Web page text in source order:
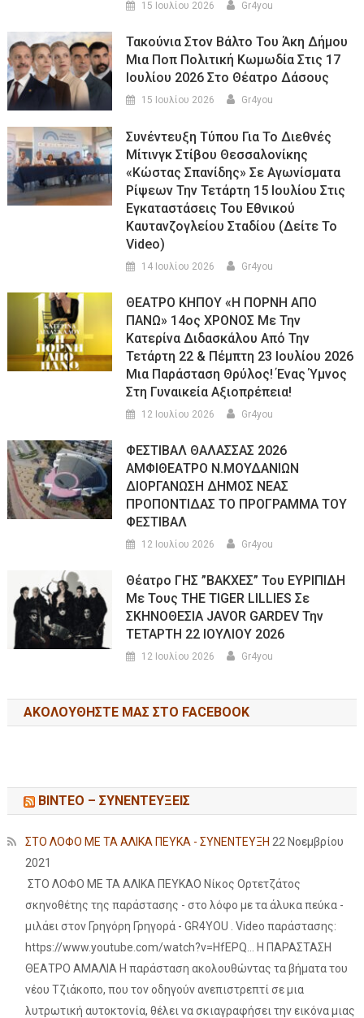
15 Ιουλίου 2026 Gr4you
Τακούνια Στον Βάλτο Του Άκη Δήμου
Μια Ποπ Πολιτική Κωμωδία Στις 17
Ιουλίου 2026 Στο Θέατρο Δάσους
15 Ιουλίου 2026 Gr4you
Συνέντευξη Τύπου Για Το Διεθνές
Μίτινγκ Στίβου Θεσσαλονίκης
«Κώστας Σπανίδης» Σε Αγωνίσματα
Ρίψεων Την Τετάρτη 15 Ιουλίου Στις
Εγκαταστάσεις Του Εθνικού
Καυτανζογλείου Σταδίου (Δείτε Το
Video)
14 Ιουλίου 2026 Gr4you
ΘΕΑΤΡΟ ΚΗΠΟΥ «Η ΠΟΡΝΗ ΑΠΟ
ΠΑΝΩ» 14ος ΧΡΟΝΟΣ Με Την
Κατερίνα Διδασκάλου Από Την
Τετάρτη 22 & Πέμπτη 23 Ιουλίου 2026
Μια Παράσταση Θρύλος! Ένας Ύμνος
Στη Γυναικεία Αξιοπρέπεια!
12 Ιουλίου 2026 Gr4you
ΦΕΣΤΙΒΑΛ ΘΑΛΑΣΣΑΣ 2026
ΑΜΦΙΘΕΑΤΡΟ Ν.ΜΟΥΔΑΝΙΩΝ
ΔΙΟΡΓΑΝΩΣΗ ΔΗΜΟΣ ΝΕΑΣ
ΠΡΟΠΟΝΤΙΔΑΣ ΤΟ ΠΡΟΓΡΑΜΜΑ ΤΟΥ
ΦΕΣΤΙΒΑΛ
12 Ιουλίου 2026 Gr4you
Θέατρο ΓΗΣ ”ΒΑΚΧΕΣ” Του ΕΥΡΙΠΙΔΗ
Με Τους THE TIGER LILLIES Σε
ΣΚΗΝΟΘΕΣΙΑ JAVOR GARDEV Την
ΤΕΤΑΡΤΗ 22 ΙΟΥΛΙΟΥ 2026
12 Ιουλίου 2026 Gr4you
ΑΚΟΛΟΥΘΉΣΤΕ ΜΑΣ ΣΤΟ FACEBOOK
ΒΙΝΤΕΟ – ΣΥΝΕΝΤΕΥΞΕΙΣ
ΣΤΟ ΛΟΦΟ ΜΕ ΤΑ ΑΛΙΚΑ ΠΕΥΚΑ - ΣΥΝΕΝΤΕΥΞΗ 22 Νοεμβρίου
2021
ΣΤΟ ΛΟΦΟ ΜΕ ΤΑ ΑΛΙΚΑ ΠΕΥΚΑΟ Νίκος Ορτετζάτος
σκηνοθέτης της παράστασης - στο λόφο με τα άλυκα πεύκα -
μιλάει στον Γρηγόρη Γρηγορά - GR4YOU . Video παράστασης:
https://www.youtube.com/watch?v=HfEPQ... Η ΠΑΡΑΣΤΑΣΗ
ΘΕΑΤΡΟ ΑΜΑΛΙΑ Η παράσταση ακολουθώντας τα βήματα του
νέου Τζιάκοπο, που τον οδηγούν ανεπιστρεπτί σε μια
λυτρωτική αυτοκτονία, θέλει να σκιαγραφήσει την εικόνα μιας